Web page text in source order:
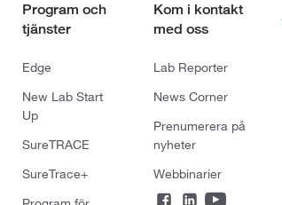
Program och
tjänster
Edge
New Lab Start
Up
SureTRACE
SureTrace+
Kom i kontakt
med oss
Lab Reporter
News Corner
Prenumerera på
nyheter
Webbinarier